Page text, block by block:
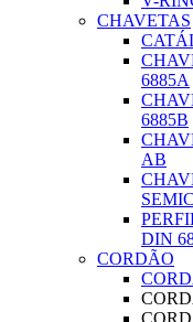
CHAVETAS
6885A
6885B
AB
DIN
CORDÃO